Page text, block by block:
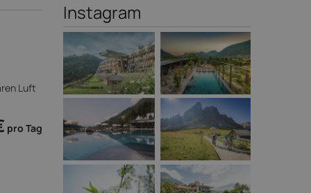
Luft
pro Tag
Instagram